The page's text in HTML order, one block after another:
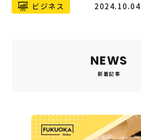
ビジネス 2024.10.04
NEWS
新着記事